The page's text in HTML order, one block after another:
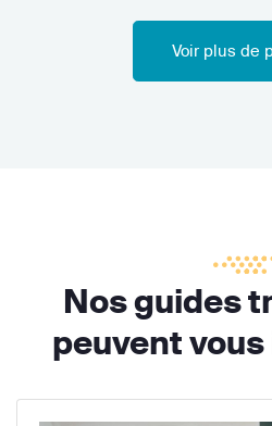
Voir plus de
Nos guides
peuvent